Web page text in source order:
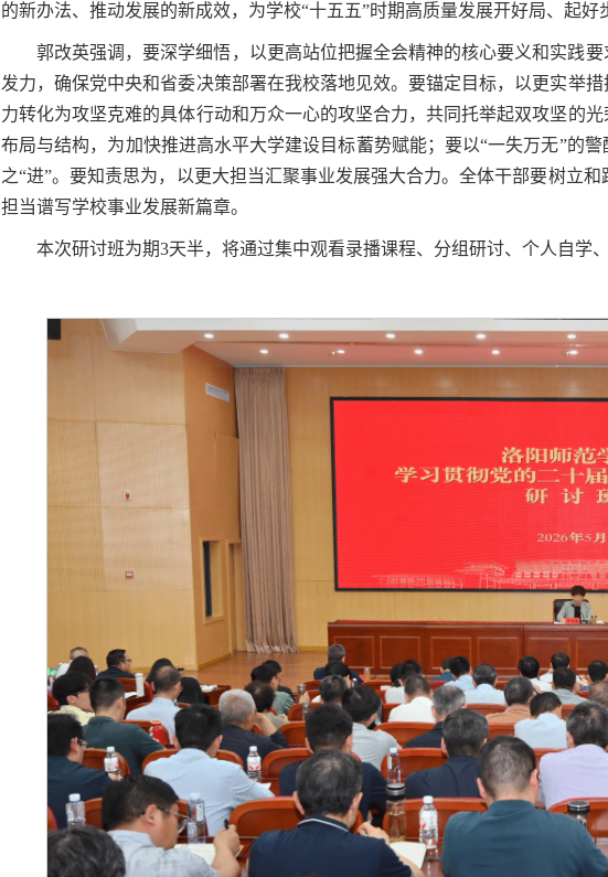
的新办法、推动发展的新成效，为学校“十五五”时期高质量发展开好局、起好
郭改英强调，要深学细悟，以更高站位把握全会精神的核心要义和实践
发力，确保党中央和省委决策部署在我校落地见效。要锚定目标，以更实举
力转化为攻坚克难的具体行动和万众一心的攻坚合力，共同托举起双攻坚的
布局与结构，为加快推进高水平大学建设目标蓄势赋能；要以“一失万无”的
之“进”。要知责思为，以更大担当汇聚事业发展强大合力。全体干部要树立
担当谱写学校事业发展新篇章。
本次研讨班为期3天半，将通过集中观看录播课程、分组研讨、个人自学